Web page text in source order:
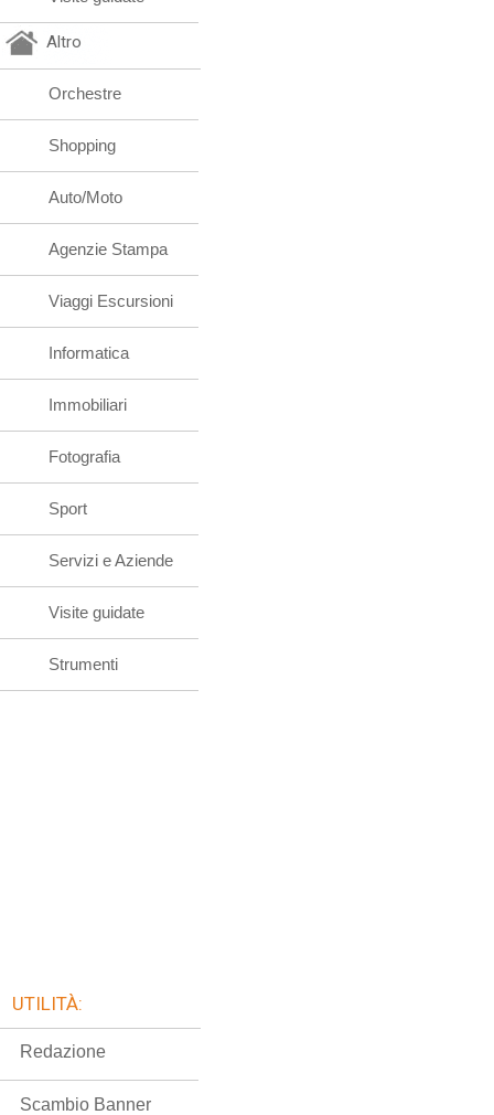
Altro
Orchestre
Shopping
Auto/Moto
Agenzie Stampa
Viaggi Escursioni
Informatica
Immobiliari
Fotografia
Sport
Servizi e Aziende
Visite guidate
Strumenti
UTILITÀ:
Redazione
Scambio Banner